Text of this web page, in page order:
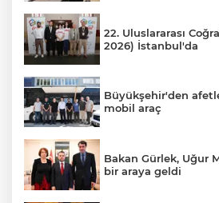
22. Uluslararası
2026) İstanbul'da
Büyükşehir'den
mobil araç
Bakan Gürlek, Uğur
bir araya geldi